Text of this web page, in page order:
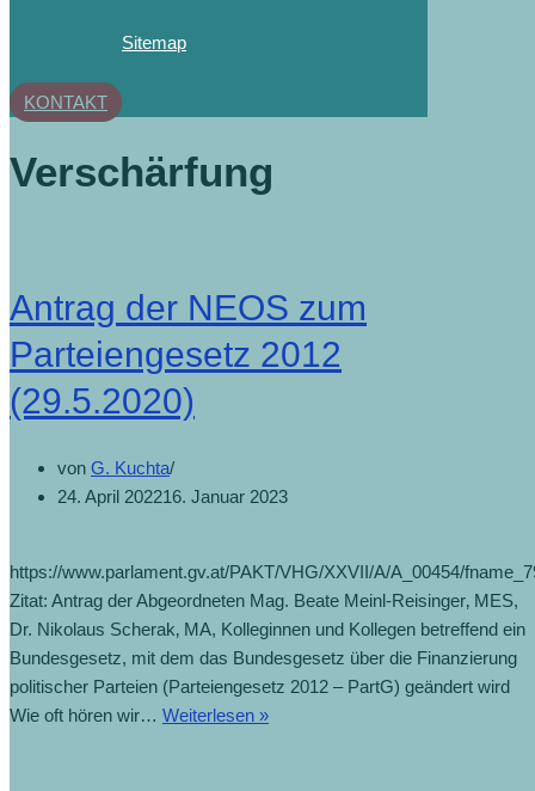
Sitemap
KONTAKT
Verschärfung
Antrag der NEOS zum
Parteiengesetz 2012
(29.5.2020)
von G. Kuchta
24. April 202216. Januar 2023
https://www.parlament.gv.at/PAKT/VHG/XXVII/A/A_00454/
Zitat: Antrag der Abgeordneten Mag. Beate Meinl-Reisinger‚ MES,
Dr. Nikolaus Scherak‚ MA, Kolleginnen und Kollegen betreffend ein
Bundesgesetz, mit dem das Bundesgesetz über die Finanzierung
politischer Parteien (Parteiengesetz 2012 – PartG) geändert wird
Wie oft hören wir… Weiterlesen »